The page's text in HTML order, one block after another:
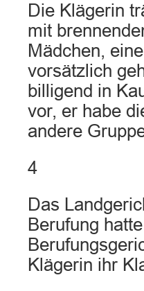
Die Klägerin
mit
Mädchen,
vorsätzlich
billigend in
vor, er habe
andere
4
Das
Berufung
Klägerin ihr